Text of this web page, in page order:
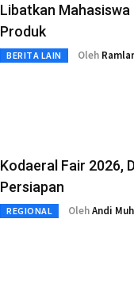
Libatkan Mahasiswa
Produk
BERITA LAIN Oleh
Kodaeral Fair 2026,
Persiapan
REGIONAL OlehAndi